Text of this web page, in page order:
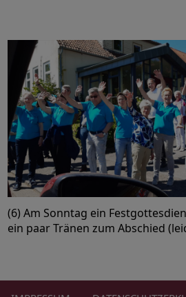
(6) Am Sonntag ein
ein paar Tränen zum Abschied